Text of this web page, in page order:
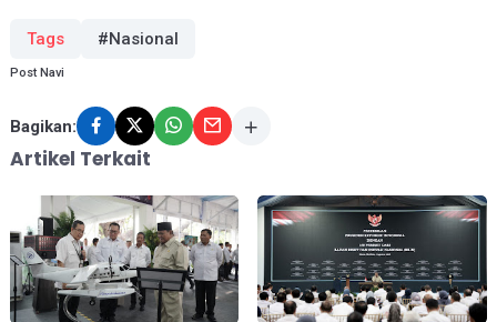
Tags #Nasional
Post Navi
Bagikan:
Artikel Terkait